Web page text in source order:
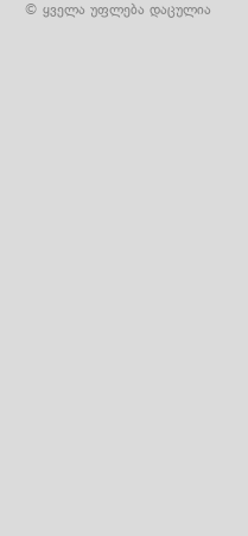
© ყველა უფლება დაცულია